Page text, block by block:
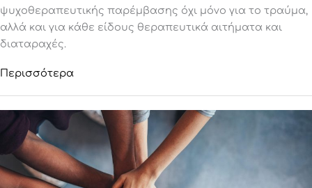
ψυχοθεραπευτικής παρέμβασης όχι μόνο για το τραύμα,
αλλά και για κάθε είδους θεραπευτικά αιτήματα και
διαταραχές.
Περισσότερα